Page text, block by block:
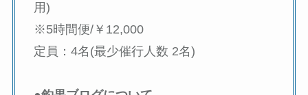
用)
※5時間便/￥12,000
定員：4名(最少催行人数 2名)